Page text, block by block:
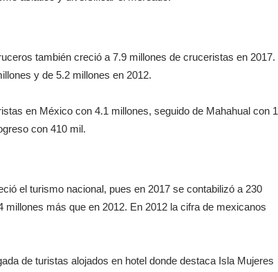
también creció a 7.9 millones de cruceristas en 2017.
y de 5.2 millones en 2012.
en México con 4.1 millones, seguido de Mahahual con 1
con 410 mil.
el turismo nacional, pues en 2017 se contabilizó a 230
más que en 2012. En 2012 la cifra de mexicanos
de turistas alojados en hotel donde destaca Isla Mujeres